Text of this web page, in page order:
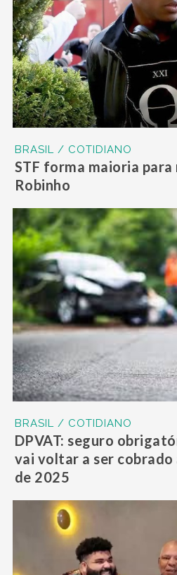
BRASIL / COTIDIANO
STF forma maioria
Robinho
BRASIL / COTIDIANO
DPVAT: seguro
vai voltar a ser
de 2025